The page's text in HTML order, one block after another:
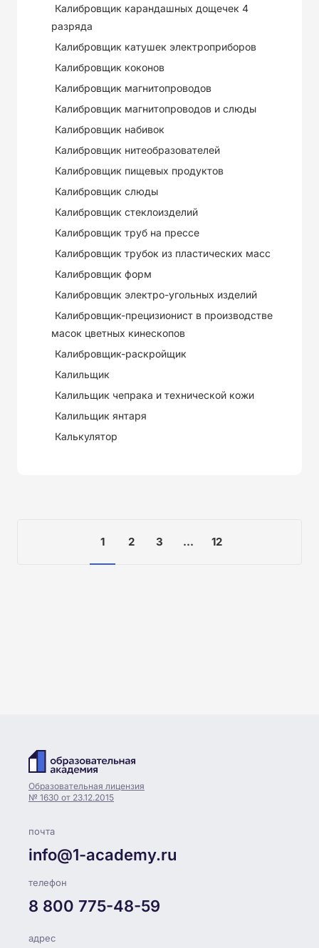
Калибровщик карандашных дощечек 4
разряда
Калибровщик катушек электроприборов
Калибровщик коконов
Калибровщик магнитопроводов
Калибровщик магнитопроводов и слюды
Калибровщик набивок
Калибровщик нитеобразователей
Калибровщик пищевых продуктов
Калибровщик слюды
Калибровщик стеклоизделий
Калибровщик труб на прессе
Калибровщик трубок из пластических масс
Калибровщик форм
Калибровщик электро-угольных изделий
Калибровщик-прецизионист в производстве
масок цветных кинескопов
Калибровщик-раскройщик
Калильщик
Калильщик чепрака и технической кожи
Калильщик янтаря
Калькулятор
1 2 3 ... 12
Образовательная лицензия
№ 1630 от 23.12.2015
почта
info@1-academy.ru
телефон
8 800 775-48-59
адрес